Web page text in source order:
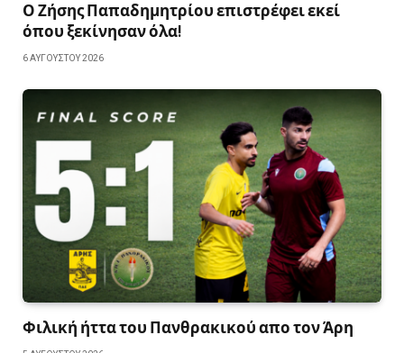
Ο Ζήσης Παπαδημητρίου επιστρέφει εκεί
όπου ξεκίνησαν όλα!
6 ΑΥΓΟΎΣΤΟΥ 2026
Φιλική ήττα του Πανθρακικού απο τον Άρη